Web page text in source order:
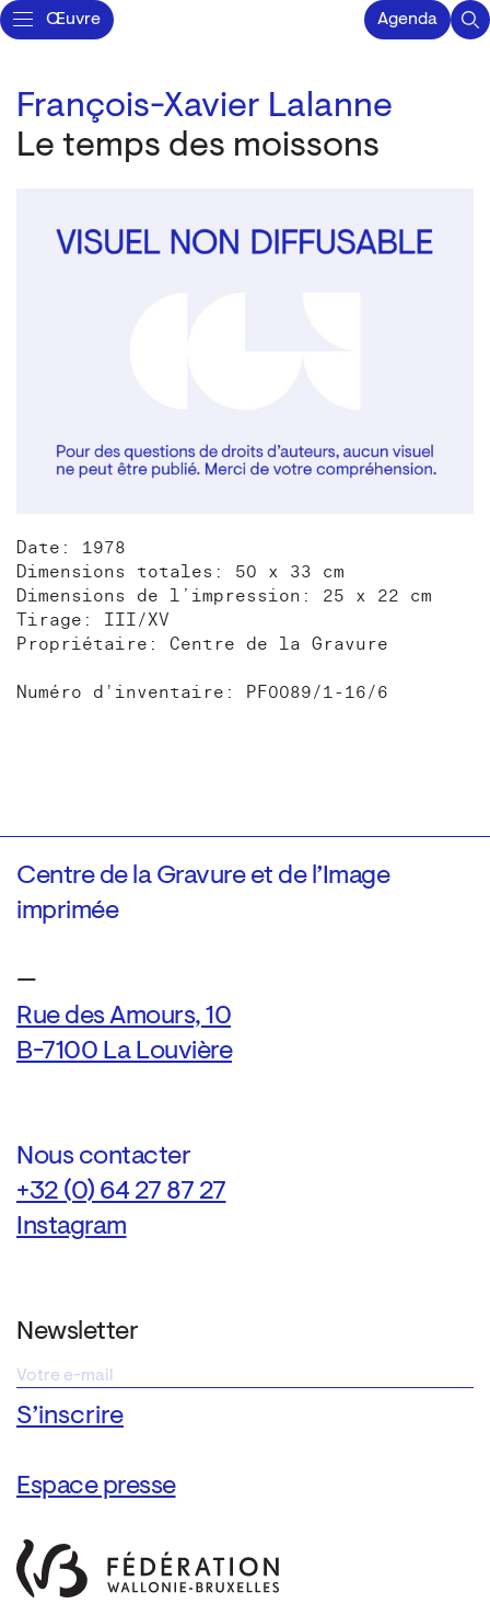
Œuvre Agenda
François-Xavier Lalanne
Le temps des moissons
Date: 1978
Dimensions totales: 50 x 33 cm
Dimensions de l’impression: 25 x 22 cm
Tirage: III/XV
Propriétaire: Centre de la Gravure
Numéro d'inventaire: PF0089/1-16/6
Centre de la Gravure et de l’Image
imprimée
—
Rue des Amours, 10
B-7100 La Louvière
Nous contacter
+32 (0) 64 27 87 27
Instagram
Newsletter
Espace presse